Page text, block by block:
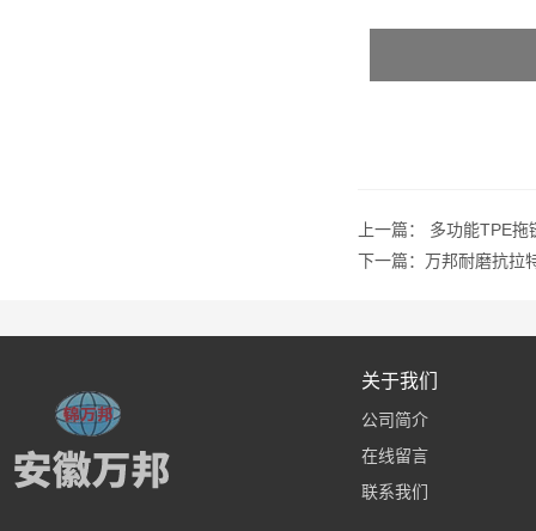
上一篇： 多功能TPE拖
下一篇： 万邦耐磨抗拉
关于我们
公司简介
在线留言
联系我们